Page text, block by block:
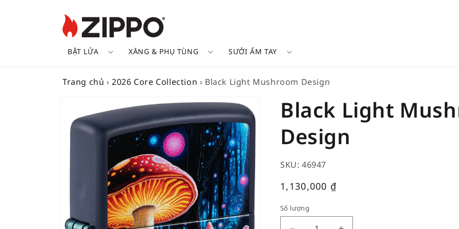
BẬT LỬA XĂNG & PHỤ TÙNG SƯỞI ẤM TAY
Trang chủ ›2026 Core Collection › Black Light Mushroom Design
INFORMATION
Black Light
Design
SKU: 46947
Giá
1,130,000 ₫
Số lượng